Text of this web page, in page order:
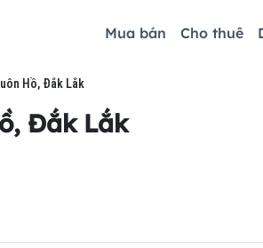
Mua bán Cho thuê
Hồ, Đắk Lắk
Đắk Lắk